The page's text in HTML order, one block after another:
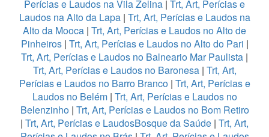
Perícias e Laudos na Vila Zelina | Trt, Art, Perícias e
Laudos na Alto da Lapa| Trt, Art, Perícias e Laudos na
Alto da Mooca | Trt, Art, Perícias e Laudos no Alto de
Pinheiros| Trt, Art, Perícias e Laudos no Alto do Pari |
Trt, Art, Perícias e Laudos no Balneario Mar Paulista |
Trt, Art, Perícias e Laudos no Baronesa| Trt, Art,
Perícias e Laudos no Barro Branco| Trt, Art, Perícias e
Laudos no Belém| Trt, Art, Perícias e Laudos no
Belenzinho| Trt, Art, Perícias e Laudos no Bom Retiro
| Trt, Art, Perícias e LaudosBosque da Saúde | Trt, Art,